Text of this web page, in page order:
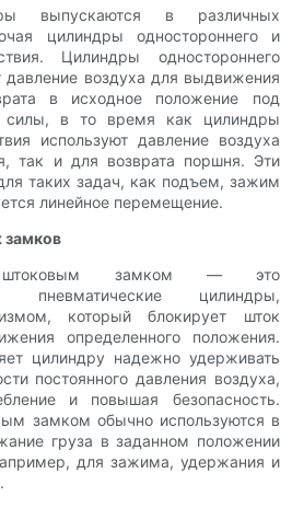
выпускаются в различных
цилиндры одностороннего и
Цилиндры одностороннего
давление воздуха для выдвижения
в исходное положение под
силы, в то время как цилиндры
используют давление воздуха
так и для возврата поршня. Эти
таких задач, как подъем, зажим
линейное перемещение.
замком — это
пневматические цилиндры,
который блокирует шток
определенного положения.
цилиндру надежно удерживать
постоянного давления воздуха,
и повышая безопасность.
замком обычно используются в
груза в заданном положении
для зажима, удержания и